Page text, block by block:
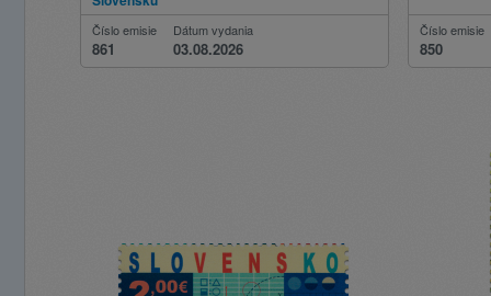
Číslo emisie
861
Dátum vydania
03.08.2026
Číslo emisie
850